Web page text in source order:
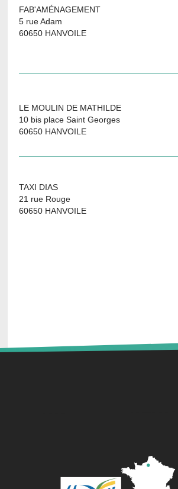
FAB'AMÉNAGEMENT
5 rue Adam
60650 HANVOILE
LE MOULIN DE
10 bis place Saint Georges
60650 HANVOILE
TAXI DIAS Mail:
21 rue Rouge Tél
60650 HANVOILE